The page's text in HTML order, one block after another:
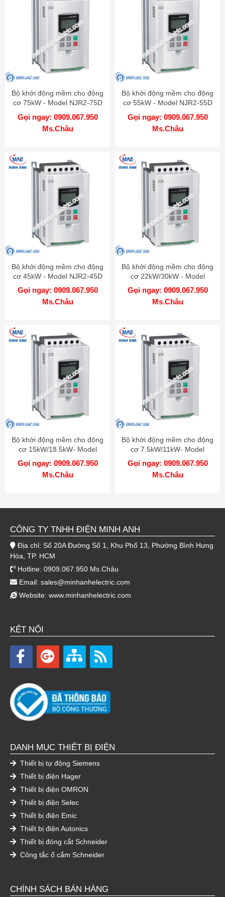
Bộ khởi động mềm cho động
cơ 75kW - Model NJR2-75D
Gọi ngay: 0909.067.950
Ms.Châu
Bộ khởi động mềm cho động
cơ 55kW - Model NJR2-55D
Gọi ngay: 0909.067.950
Ms.Châu
Bộ khởi động mềm cho động
cơ 45kW - Model NJR2-45D
Gọi ngay: 0909.067.950
Ms.Châu
Bộ khởi động mềm cho động
cơ 22kW/30kW - Model
NJR2-22D/30D
Gọi ngay: 0909.067.950
Ms.Châu
Bộ khởi động mềm cho động
cơ 15kW/18.5kW- Model
NJR2-15D/18.5D
Gọi ngay: 0909.067.950
Ms.Châu
Bộ khởi động mềm cho động
cơ 7.5kW/11kW- Model
NJR2-7.5D/11D
Gọi ngay: 0909.067.950
Ms.Châu
CÔNG TY TNHH ĐIỆN MINH ANH
Địa chỉ: Số 20A Đường Số 1, Khu Phố 13, Phường Bình Hưng
Hòa, TP. HCM
Hotline: 0909.067.950 Ms.Châu
Email: sales@minhanhelectric.com
Website: www.minhanhelectric.com
KẾT NỐI
DANH MỤC THIẾT BỊ ĐIỆN
Thiết bị tự động Siemens
Thiết bị điện Hager
Thiết bị điện OMRON
Thiết bị điện Selec
Thiết bị điện Emic
Thiết bị điện Autonics
Thiết bị đóng cắt Schneider
Công tắc ổ cắm Schneider
CHÍNH SÁCH BÁN HÀNG